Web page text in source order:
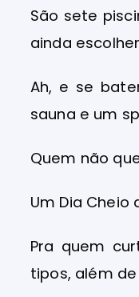
São sete
ainda
Ah, e se
sauna e um
Quem não
Um Dia Cheio
Pra quem
tipos, além